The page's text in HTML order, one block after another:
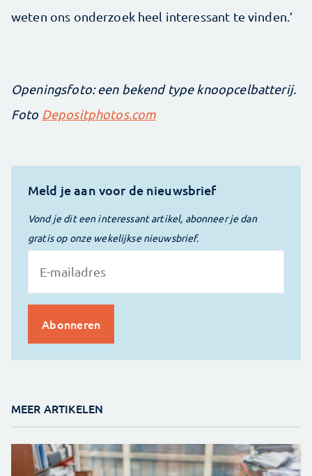
weten ons onderzoek heel interessant te vinden.’
Openingsfoto: een bekend type knoopcelbatterij.
Foto Depositphotos.com
Meld je aan voor de nieuwsbrief
Vond je dit een interessant artikel, abonneer je dan
gratis op onze wekelijkse nieuwsbrief.
MEER ARTIKELEN